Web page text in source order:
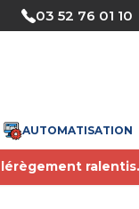
Nous
03 52 76 01 10
AUTOMATISATION